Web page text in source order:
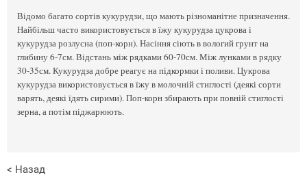
Відомо багато сортів кукурудзи, що мають різноманітне призначення.
Найбільш часто використовується в їжу кукурудза цукрова і
кукурудза розлусна (поп-корн). Насіння сіють в вологий грунт на
глибину 6-7см. Відстань між рядками 60-70см. Між лунками в рядку
30-35см. Кукурудза добре реагує на підкормки і поливи. Цукрова
кукурудза використовується в їжу в молочній стиглості (деякі сорти
варять, деякі їдять сирими). Поп-корн збирають при повній стиглості
зерна, а потім піджарюють.
< Назад